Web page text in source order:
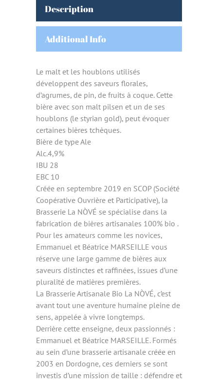
Description
Additional Info
Le malt et les houblons utilisés
développent des saveurs florales,
d’agrumes, de pin, de fruits à coque. Cette
bière avec son malt pilsen et un de ses
houblons (le styrian gold), peut évoquer
certaines bières tchèques.
Bière de type Ale
Alc.4,9%
IBU 28
EBC 10
Créée en septembre 2019 en SCOP (Société
Coopérative Ouvrière et Participative), la
Brasserie La NÒVÉ se spécialise dans la
fabrication de bières artisanales 100% bio .
Pour les amateurs comme les novices,
Emmanuel et Béatrice MARSEILLE vous
réserve une large gamme de bières aux
saveurs distinctes et raffinées, issues d’une
pluralité de matières premières.
La Brasserie Artisanale Bio La NÒVÉ, c’est
avant tout une aventure humaine pleine de
sens, appelée à vivre longtemps.
Derrière cette enseigne, deux passionnés :
Emmanuel et Béatrice MARSEILLE. Formés
au sein d’une brasserie artisanale créée en
2003 en Dordogne, ces derniers se sont
investis d’une mission de taille : défendre et